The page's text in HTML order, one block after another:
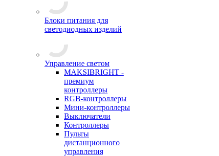
Блоки питания для
светодиодных изделий
Управление светом
MAKSIBRIGHT -
премиум
контроллеры
RGB-контроллеры
Мини-контроллеры
Выключатели
Контроллеры
Пульты
дистанционного
управления